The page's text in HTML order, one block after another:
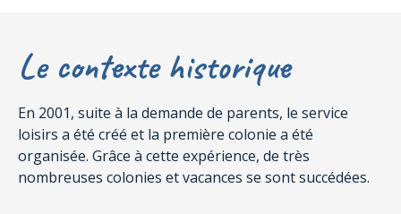
Le contexte historique
En 2001, suite à la demande de parents, le service
loisirs a été créé et la première colonie a été
organisée. Grâce à cette expérience, de très
nombreuses colonies et vacances se sont succédées.